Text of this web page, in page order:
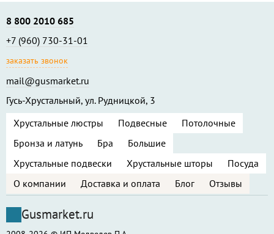
Хрустальные люстры Подвесные
Потолочные
Бронза и латунь
Бра
Большие
Хрустальные подвески
Хрустальные шторы Посуда
8 800 2010 685
+7 (960) 730-31-01
заказать звонок
mail@gusmarket.ru
Гусь-Хрустальный, ул. Рудницкой, 3
О компании Доставка и оплата Блог Отзывы
Gusmarket.ru